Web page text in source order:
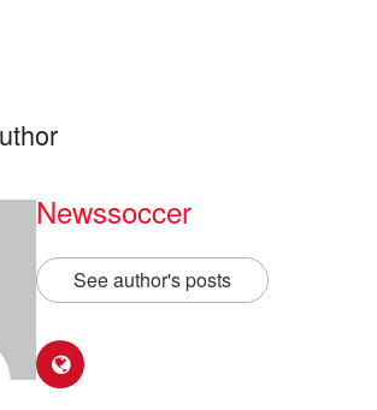
Newssoccer
See author's posts